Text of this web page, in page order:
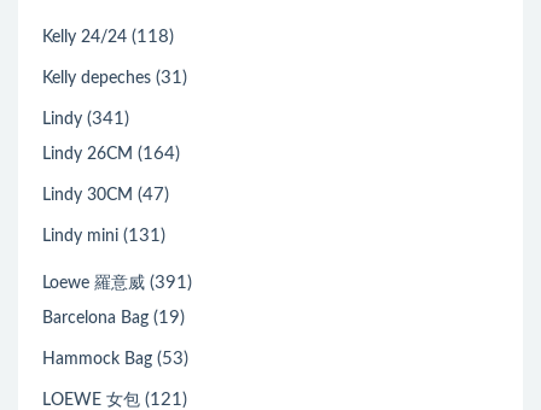
Kelly 24/24 (118)
Kelly depeches (31)
Lindy (341)
Lindy 26CM (164)
Lindy 30CM (47)
Lindy mini (131)
Loewe 羅意威 (391)
Barcelona Bag (19)
Hammock Bag (53)
LOEWE 女包 (121)